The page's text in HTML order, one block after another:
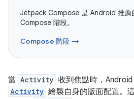
Jetpack Compose 是 Android 推薦
Compose 階段。
Compose 階段 →
當 Activity 收到焦點時，
Activity 繪製自身的版面配置。